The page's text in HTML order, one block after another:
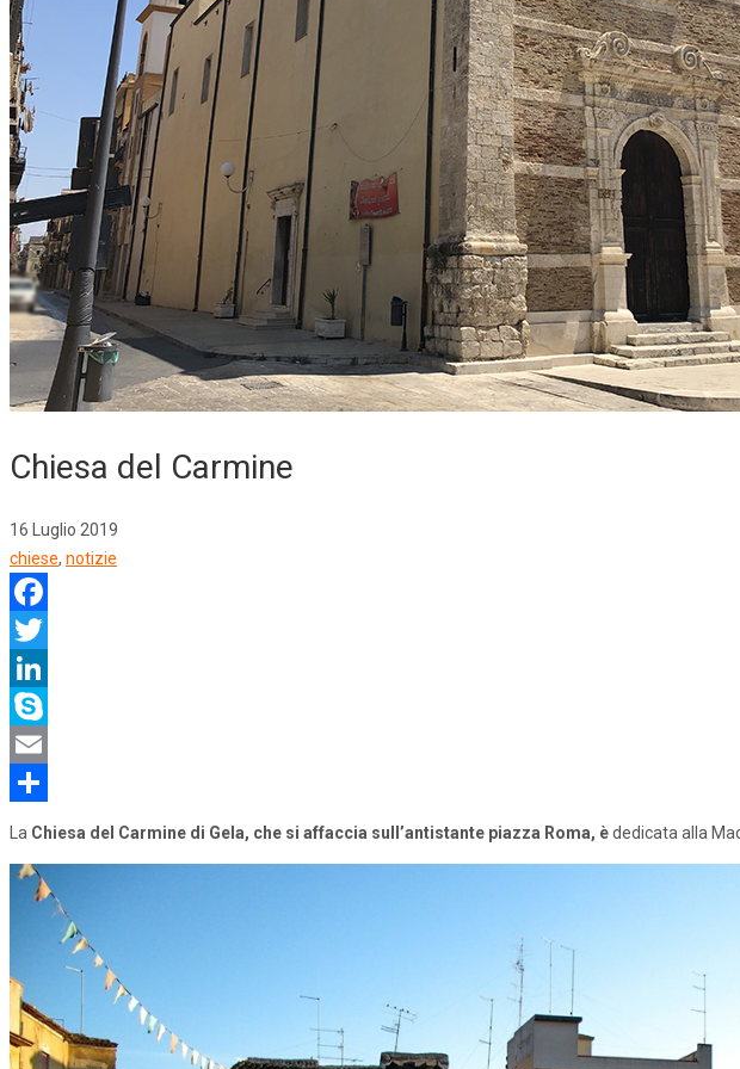
Chiesa del Carmine
16 Luglio 2019
chiese, notizie
Facebook
Twitter
LinkedIn
Skype
Email
La Chiesa del Carmine di Gela, che si affaccia sull’antistante piazza Roma, èdedicata alla